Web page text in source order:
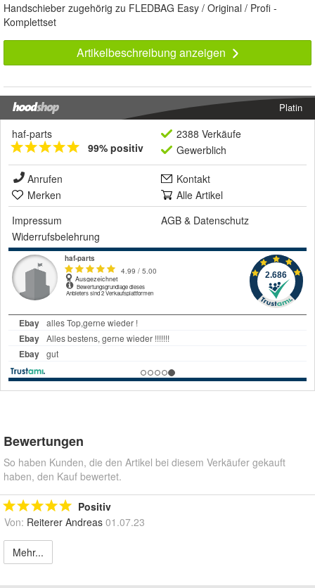
Handschieber zugehörig zu FLEDBAG Easy / Original / Profi -
Komplettset
Artikelbeschreibung anzeigen
Platin
haf-parts
99% positiv
2388 Verkäufe
Gewerblich
Anrufen
Kontakt
Merken
Alle Artikel
Impressum
AGB & Datenschutz
Widerrufsbelehrung
Bewertungen
So haben Kunden, die den Artikel bei diesem Verkäufer gekauft
haben, den Kauf bewertet.
Positiv
Von: Reiterer Andreas 01.07.23
Mehr...